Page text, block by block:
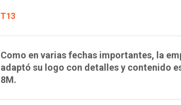
T13
Como en varias fechas importantes, la
adaptó su logo con detalles y contenido
8M.